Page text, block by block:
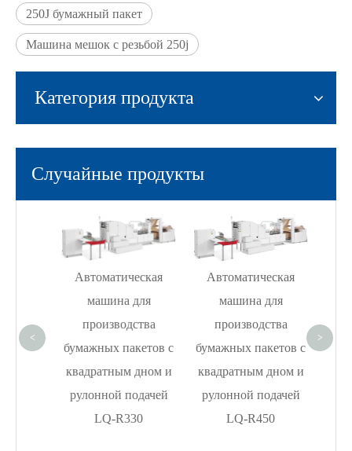
250J бумажный пакет
Машина мешок с резьбой 250j
Категория продукта
Случайные продукты
Автоматическая
машина для
производства
бумажных пакетов с
квадратным дном и
рулонной подачей
LQ-R330
Автоматическая
машина для
производства
бумажных пакетов с
квадратным дном и
рулонной подачей
LQ-R450
< >